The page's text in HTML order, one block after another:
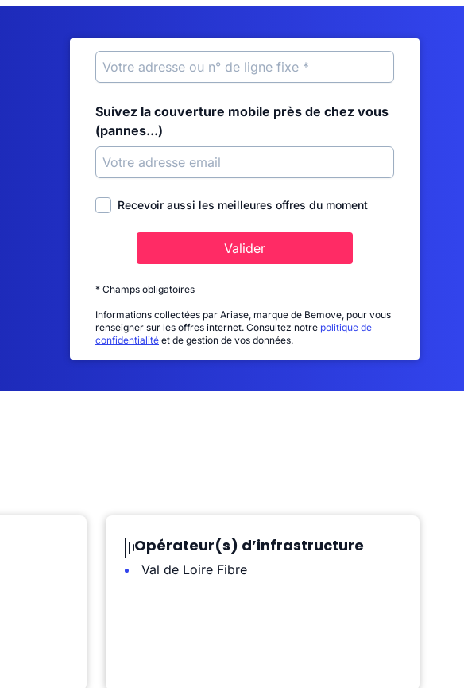
Suivez la couverture mobile près de chez vous
(pannes...)
Recevoir aussi les meilleures offres du moment
Valider
* Champs obligatoires
Informations collectées par Ariase, marque de Bemove, pour vous
renseigner sur les offres internet. Consultez notre politique de
confidentialité et de gestion de vos données.
Opérateur(s) d’infrastructure
Val de Loire Fibre